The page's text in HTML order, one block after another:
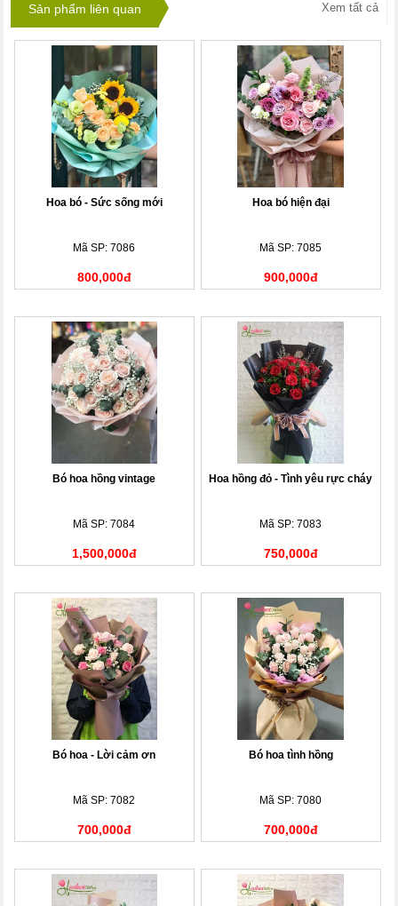
Sản phẩm liên quan Xem tất cả
Hoa bó - Sức sống mới
Mã SP: 7086
800,000đ
Hoa bó hiện đại
Mã SP: 7085
900,000đ
Bó hoa hồng vintage
Mã SP: 7084
1,500,000đ
Hoa hồng đỏ - Tình yêu rực cháy
Mã SP: 7083
750,000đ
Bó hoa - Lời cảm ơn
Mã SP: 7082
700,000đ
Bó hoa tình hồng
Mã SP: 7080
700,000đ